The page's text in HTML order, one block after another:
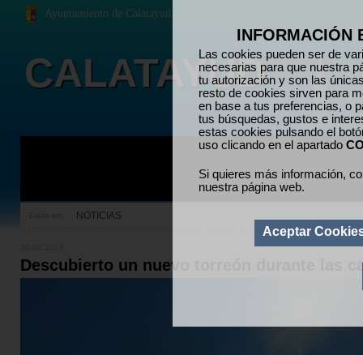
INFORMACIÓN
Las cookies pueden ser de
necesarias para que nuestra
tu autorización y son las
resto de cookies sirven para
en base a tus preferencias, o
tus búsquedas, gustos e
estas cookies pulsando el
uso clicando en el apartado
Si quieres más información,
nuestra página web.
Aceptar
Descubierto un nuevo torreón durante las
NOTICIAS
Ayuntamiento de Calatayud
CALATAYUD